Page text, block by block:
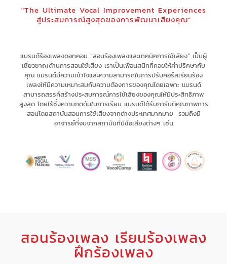
"The Ultimate Vocal Improvement Experiences
สู่ประสบการณ์สูงสุดของการพัฒนาเสียงคุณ"
แบรนด์ร้องเพลงดอทคอม “สอนร้องเพลงและเทคนิคการใช้เสียง” เป็นผู้
เชี่ยวชาญด้านการสอนใช้เสียง เราเป็นเพื่อนสนิทที่คอยให้คำปรึกษากับ
คุณ แบรนด์มีความเข้าใจและความสามารถในการปรับคอร์สเรียนร้อง
เพลงให้มีความเหมาะสมกับความต้องการของคุณโดยเฉพาะ แบรนด์
สามารถสรรค์สร้างประสบการณ์การใช้เสียงของคุณให้มีประสิทธิภาพ
สูงสุด โดยไร้ซึ่งความกดดันในการเรียน แบรนด์ได้รับการันตีคุณภาพการ
สอนโดยสถาบันสอนการใช้เสียงจากต่างประเทศมากมาย รวมถึงมี
อาจารย์ที่จบจากสถาบันที่มีชื่อเสียงต่างๆ เช่น
สอนร้องเพลง เรียนร้องเพลง
ฝึกร้องเพลง